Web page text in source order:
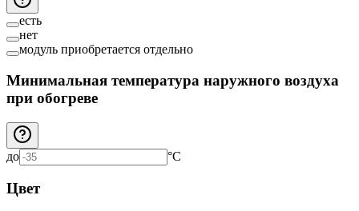
есть
нет
модуль приобретается отдельно
Минимальная температура наружного воздуха
при обогреве
до °C
Цвет